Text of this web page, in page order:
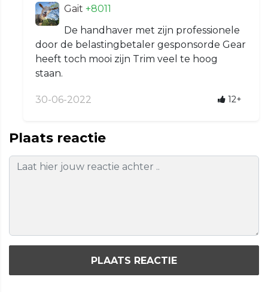
Gait +8011
De handhaver met zijn professionele
door de belastingbetaler gesponsorde Gear
heeft toch mooi zijn Trim veel te hoog
staan.
30-06-2022 12+
Plaats reactie
PLAATS REACTIE